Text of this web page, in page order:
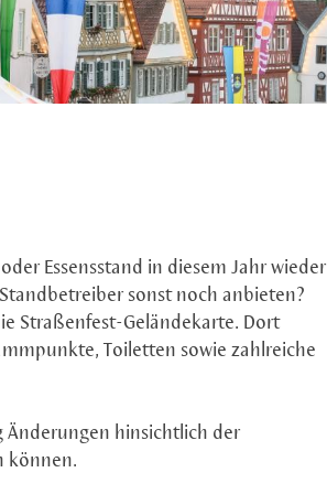
Essensstand in diesem Jahr wieder
sonst noch anbieten?
Straßenfest-Geländekarte. Dort
Toiletten sowie zahlreiche
Änderungen hinsichtlich der
können.